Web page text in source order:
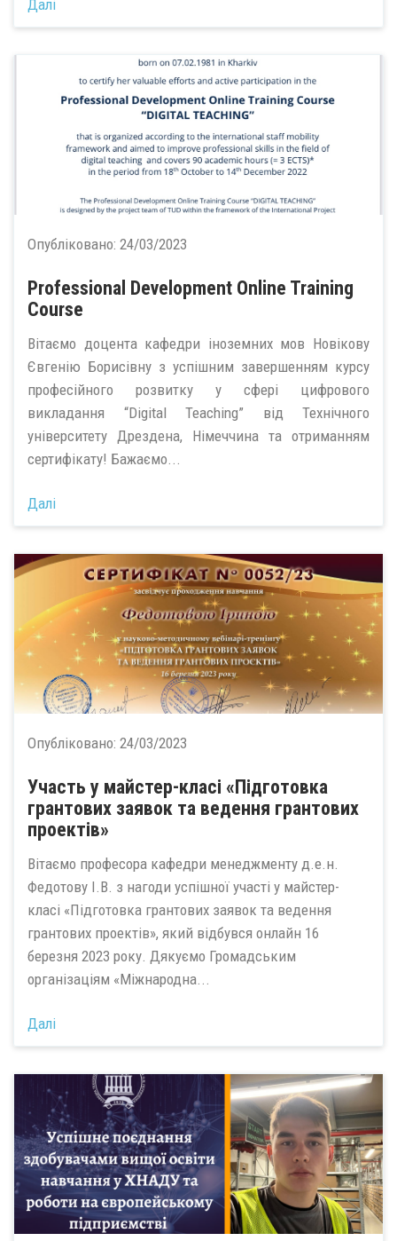
Далі
Опубліковано: 24/03/2023
Professional Development Online Training
Course
Вітаємо доцента кафедри іноземних мов Новікову
Євгенію Борисівну з успішним завершенням курсу
професійного розвитку у сфері цифрового
викладання “Digital Teaching” від Технічного
університету Дрездена, Німеччина та отриманням
сертифікату! Бажаємо...
Далі
Опубліковано: 24/03/2023
Участь у майстер-класі «Підготовка
грантових заявок та ведення грантових
проектів»
Вітаємо професора кафедри менеджменту д.е.н.
Федотову І.В. з нагоди успішної участі у майстер-
класі «Підготовка грантових заявок та ведення
грантових проектів», який відбувся онлайн 16
березня 2023 року. Дякуємо Громадським
організаціям «Міжнародна...
Далі